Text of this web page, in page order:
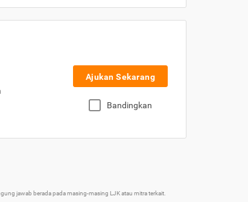
Ajukan Sekarang
Bandingkan
jawab berada pada masing-masing LJK atau mitra terkait.